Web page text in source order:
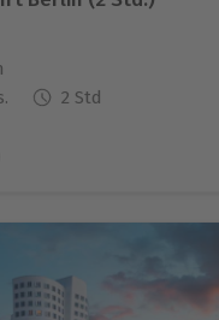
Teilnehmer
2 Std
Sternen basierend auf 12